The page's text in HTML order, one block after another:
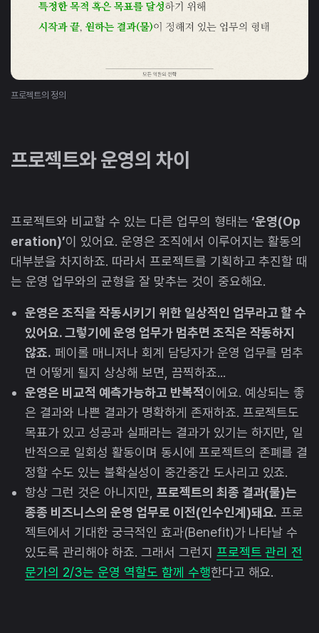
프로젝트의 정의
프로젝트와 운영의 차이
프로젝트와 비교할 수 있는 다른 업무의 형태는‘운영(Op
eration)’이 있어요. 운영은 조직에서 이루어지는 활동의
대부분을 차지하죠. 따라서 프로젝트를 기획하고 추진할 때
는 운영 업무와의 균형을 잘 맞추는 것이 중요해요.
운영은 조직을 작동시키기 위한 일상적인 업무라고 할 수
있어요. 그렇기에 운영 업무가 멈추면 조직은 작동하지
않죠. 페이롤 매니저나 회계 담당자가 운영 업무를 멈추
면 어떻게 될지 상상해 보면, 끔찍하죠...
운영은 비교적 예측가능하고 반복적이에요. 예상되는 좋
은 결과와 나쁜 결과가 명확하게 존재하죠. 프로젝트도
목표가 있고 성공과 실패라는 결과가 있기는 하지만, 일
반적으로 일회성 활동이며 동시에 프로젝트의 존폐를 결
정할 수도 있는 불확실성이 중간중간 도사리고 있죠.
항상 그런 것은 아니지만, 프로젝트의 최종 결과(물)는
종종 비즈니스의 운영 업무로 이전(인수인계)돼요. 프로
젝트에서 기대한 궁극적인 효과(Benefit)가 나타날 수
있도록 관리해야 하죠. 그래서 그런지 프로젝트 관리 전
문가의 2/3는 운영 역할도 함께 수행한다고 해요.